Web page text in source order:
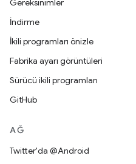
Gereksinimler
İndirme
İkili programları önizle
Fabrika ayarı görüntüleri
Sürücü ikili programları
GitHub
AĞ
Twitter'da @Android